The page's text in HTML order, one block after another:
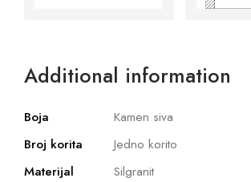
Additional information
Boja
Kamen siva
Broj korita
Jedno korito
Materijal
Silgranit